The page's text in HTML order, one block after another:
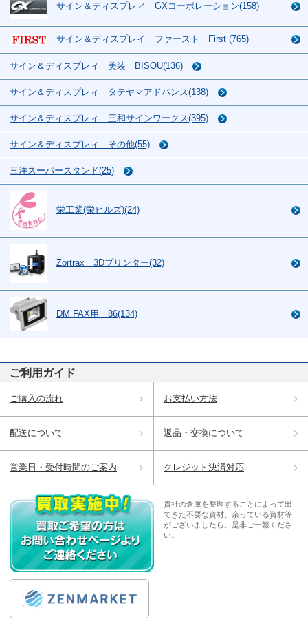
サイン＆ディスプレィ GXコーポレーション(158)
サイン＆ディスプレイ ファースト First (765)
サイン＆ディスプレィ 美装 BISOU(136)
サイン＆ディスプレィ タテヤマアドバンス(138)
サイン＆ディスプレィ 三和サインワークス(395)
サイン＆ディスプレィ その他(55)
三洋スーパースタンド(25)
栄工業(栄ヒルズ)(24)
Zortrax 3Dプリンター(32)
DM FAX用 86(134)
ご利用ガイド
ご購入の流れ お支払い方法
配送について 返品・交換について
営業日・受付時間のご案内 クレジット決済対応
貴社の倉庫を整理することによって出
てきた不要な資材、余っている資材等
がございましたら、是非ご一報くださ
い。